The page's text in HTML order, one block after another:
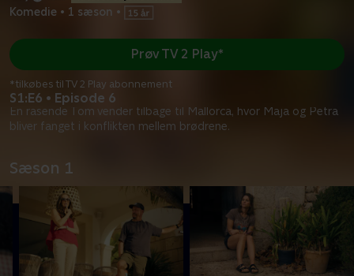
Komedie • 1 sæson •
S1:E6 • Episode 6
En rasende Tom vender tilbage til Mallorca, hvor Maja og Petra
bliver fanget i konflikten mellem brødrene.
Prøv TV 2 Play*
*tilkøbes til TV 2 Play abonnement
Sæson 1